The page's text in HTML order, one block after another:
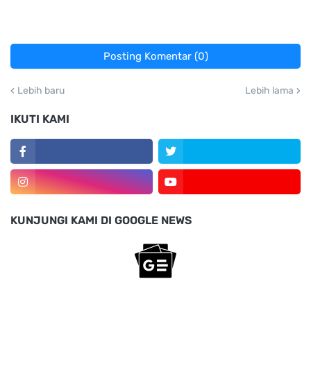
Posting Komentar (0)
Lebih baru Lebih lama
IKUTI KAMI
KUNJUNGI KAMI DI GOOGLE NEWS